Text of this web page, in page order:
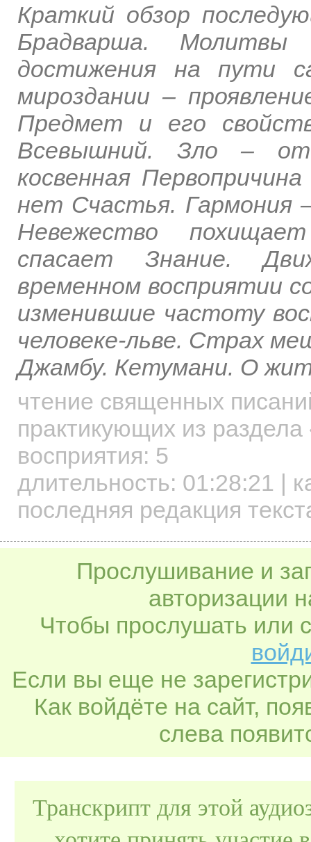
Краткий обзор
Брадварша.
достижения на пути
мироздании –
Предмет и его
Всевышний. Зло –
косвенная
нет Счастья. Гармония
Невежество
спасает Знание.
временном восприятии
изменившие частоту
человеке-льве. Страх
Джамбу. Кетумани. О
чтение священных
практикующих из раздела
восприятия: 5
длительность: 01:28:21 |
последняя редакция
Прослушивание и
авторизации
Чтобы прослушать или
Если вы еще не
Как войдёте на сайт,
слева
Транскрипт для этой